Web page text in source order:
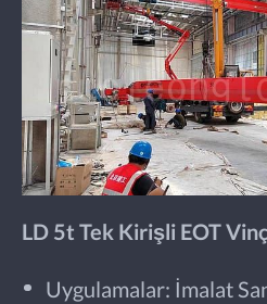
LD 5t Tek Kirişli EOT
Uygulamalar: İmalat